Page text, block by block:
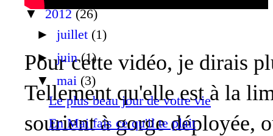
Pour cette vidéo, je dirais
Tellement qu'elle est à la
sourient à gorge déployée,
▼ 2012 (26)
►juillet (1)
►juin (1)
▼ mai (3)
Le plus beau jour de votre vie
En Mai fais ce qu'il te plait